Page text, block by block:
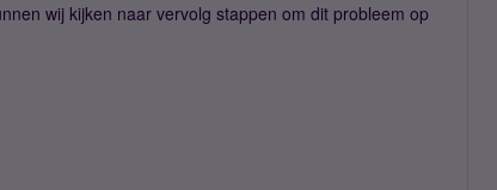
wij kijken naar vervolg stappen om dit probleem op